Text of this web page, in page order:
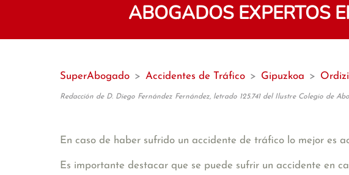
ABOGADOS EXPERTOS
SuperAbogado > Accidentes de Tráfico > Gipuzkoa >
Redacción de D. Diego Fernández Fernández, letrado 125.741 del Ilustre Colegio de
En caso de haber sufrido un accidente de tráfico lo mejor es
Es importante destacar que se puede sufrir un accidente en